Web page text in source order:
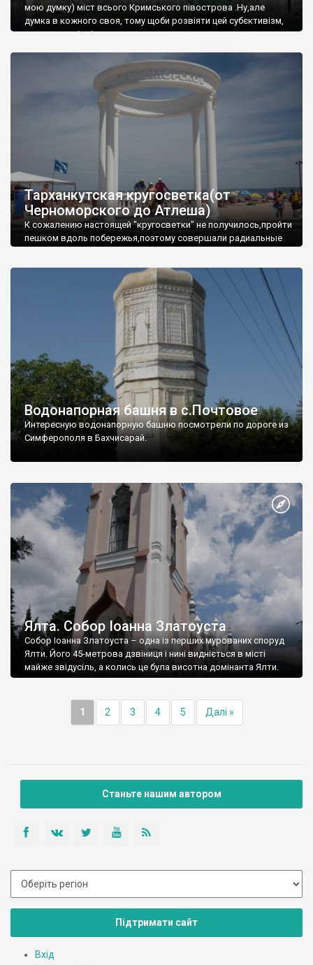
мою думку) міст всього Кримського півострова .Ну,але
думка в кожного своя, тому щоби розвіяти цей субєктивізм,
запрошую відвідати це
Тарханкутская кругосветка(от
Черноморского до Атлеша)
К сожалению настоящей "кругосветки" не получилось,пройти
пешком вдоль побережья,поэтому совершали радиальные
Водонапорная башня в с.Почтовое
Интересную водонапорную башню посмотрели по дороге из
Симферополя в Бахчисарай.
Ялта. Собор Іоанна Златоуста
Собор Іоанна Златоуста – одна із перших мурованих споруд
Ялти. Його 45-метрова дзвіниця і нині видніється в місті
майже звідусіль, а колись це була висотна домінанта Ялти.
1 2 3 4 5 Далі »
Станьте нашим автором
Підтримати сайт
Вхід